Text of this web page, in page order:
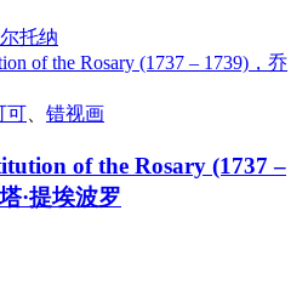
托纳
可 错视画
of the Rosary (1737 –
·提埃波罗